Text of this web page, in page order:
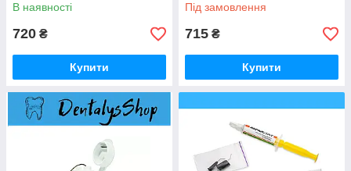
В наявності
720 ₴
Купити
Під замовлення
715 ₴
Купити